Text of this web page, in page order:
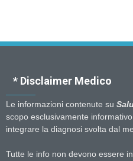
* Disclaimer Medico
Le informazioni contenute su
scopo esclusivamente
integrare la diagnosi svolta dal
Tutte le info non devono essere